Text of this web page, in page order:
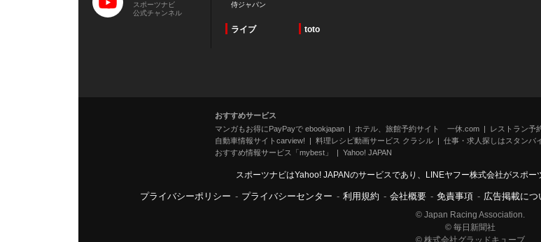
スポーツナビ
公式チャンネル
侍ジャパン
ライブ toto
おすすめサービス
マンガもお得にPayPayで ebookjapan
ホテル、旅館予約サイト 一休.com
レストラン
自動車情報サイトcarview!
料理レシピ動画サービス クラシル 仕事・求人探しはスタンバ
おすすめ情報サービス「mybest」
Yahoo! JAPAN
スポーツナビはYahoo! JAPANのサービスであり、LINEヤフー株式会社がスポー
プライバシーポリシー - プライバシーセンター - 利用規約 - 会社概要 - 免責事項 - 広告掲載につ
© Japan Racing Association.
© 毎日新聞社
© 株式会社グラッドキューブ